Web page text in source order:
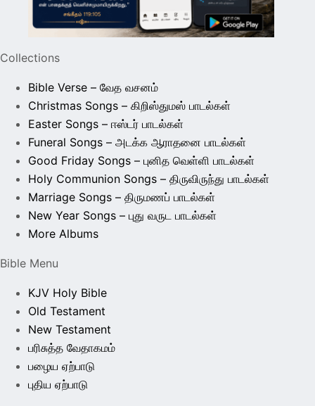
Collections
Bible Verse – வேத வசனம்
Christmas Songs – கிறிஸ்துமஸ் பாடல்கள்
Easter Songs – ஈஸ்டர் பாடல்கள்
Funeral Songs – அடக்க ஆராதனை பாடல்கள்
Good Friday Songs – புனித வெள்ளி பாடல்கள்
Holy Communion Songs – திருவிருந்து பாடல்கள்
Marriage Songs – திருமணப் பாடல்கள்
New Year Songs – புது வருட பாடல்கள்
More Albums
Bible Menu
KJV Holy Bible
Old Testament
New Testament
பரிசுத்த வேதாகமம்
பழைய ஏற்பாடு
புதிய ஏற்பாடு